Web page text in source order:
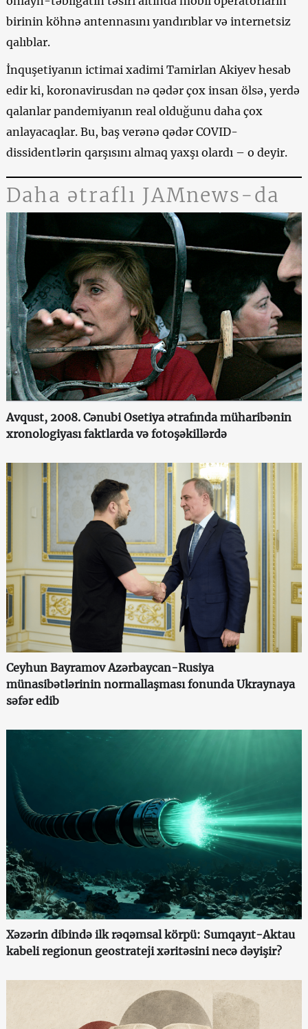
birinin köhnə antennasını yandırıblar və internetsiz
qalıblar.
İnquşetiyanın ictimai xadimi Tamirlan Akiyev hesab
edir ki, koronavirusdan nə qədər çox insan ölsə, yerdə
qalanlar pandemiyanın real olduğunu daha çox
anlayacaqlar. Bu, baş verənə qədər COVID-
dissidentlərin qarşısını almaq yaxşı olardı – o deyir.
Daha ətraflı JAMnews-da
Avqust, 2008. Cənubi Osetiya ətrafında müharibənin
xronologiyası faktlarda və fotoşəkillərdə
Ceyhun Bayramov Azərbaycan-Rusiya
münasibətlərinin normallaşması fonunda Ukraynaya
səfər edib
Xəzərin dibində ilk rəqəmsal körpü: Sumqayıt-Aktau
kabeli regionun geostrateji xəritəsini necə dəyişir?